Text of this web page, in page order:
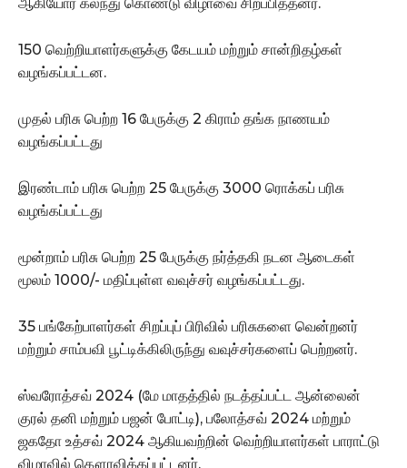
150 வெற்றியாளர்களுக்கு கேடயம் மற்றும் சான்றிதழ்கள்
வழங்கப்பட்டன.
முதல் பரிசு பெற்ற 16 பேருக்கு 2 கிராம் தங்க நாணயம்
வழங்கப்பட்டது
இரண்டாம் பரிசு பெற்ற 25 பேருக்கு 3000 ரொக்கப் பரிசு
வழங்கப்பட்டது
மூன்றாம் பரிசு பெற்ற 25 பேருக்கு நர்த்தகி நடன ஆடைகள்
மூலம் 1000/- மதிப்புள்ள வவுச்சர் வழங்கப்பட்டது.
35 பங்கேற்பாளர்கள் சிறப்புப் பிரிவில் பரிசுகளை வென்றனர்
மற்றும் சாம்பவி பூட்டிக்கிலிருந்து வவுச்சர்களைப் பெற்றனர்.
ஸ்வரோத்சவ் 2024 (மே மாதத்தில் நடத்தப்பட்ட ஆன்லைன்
குரல் தனி மற்றும் பஜன் போட்டி), பலோத்சவ் 2024 மற்றும்
ஜகதோ உத்சவ் 2024 ஆகியவற்றின் வெற்றியாளர்கள் பாராட்டு
விழாவில் கௌரவிக்கப்பட்டனர்.